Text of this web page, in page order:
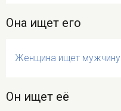
Она ищет его
Женщина ищет мужчину
Он ищет её